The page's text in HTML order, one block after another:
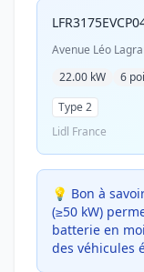
Avenue Léo
22.00 kW
6
Type 2
Lidl France
💡 Bon à
(≥50 kW)
batterie en
des véhicules